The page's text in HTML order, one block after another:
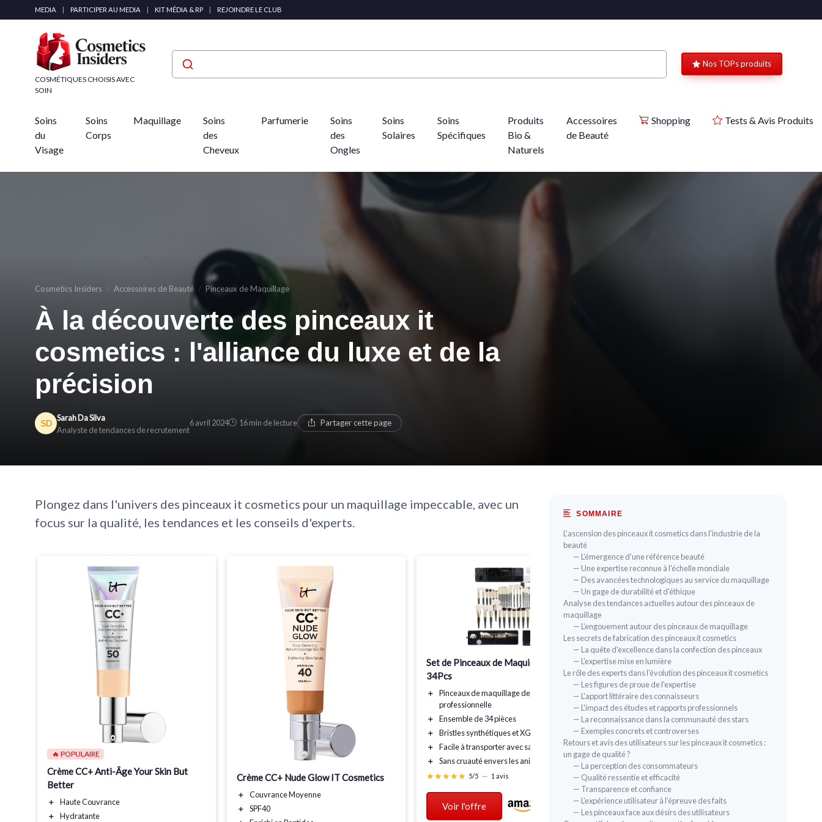
MEDIA | PARTICIPER AU MEDIA | KIT MÉDIA & RP | REJOINDRE LE CLUB
COSMÉTIQUES CHOISIS AVEC
SOIN
Nos TOPs produits
Soins
du
Visage
Soins
Corps
Maquillage
Soins
des
Cheveux
Parfumerie
Soins
des
Ongles
Soins
Solaires
Soins
Spécifiques
Produits
Bio &
Naturels
Accessoires
de Beauté
Shopping Tests & Avis Produits
Cosmetics Insiders Accessoires de Beauté Pinceaux de Maquillage
À la découverte des pinceaux it
cosmetics : l'alliance du luxe et de la
précision
Sarah Da Silva
Analyste de tendances de recrutement
6 avril 2024 16 min de lecture Partager cette page
Plongez dans l'univers des pinceaux it cosmetics pour un maquillage impeccable, avec un
focus sur la qualité, les tendances et les conseils d'experts.
🔥 POPULAIRE
Crème CC+ Anti-Âge Your Skin But
Better
＋
Haute Couvrance
＋
Hydratante
Crème CC+ Nude Glow IT Cosmetics
＋
Couvrance Moyenne
＋
SPF40
Set de Pinceaux de Maquillage de Luxe
34Pcs
＋ Pinceaux de maquillage de
professionnelle
＋
Ensemble de34 pièces
＋
BristlessynthétiquesetXGF
＋
Facile à transporter avecsac de voyage
＋
Sans cruautéenvers les animaux
★★★★★
★★★★★ 5/5 — 1 avis
Voir l'offre
Lot De 9 Pinceaux Pour Fard À
Paupières
＋ 9 pinceaux inclus
＋
Qualité de luxe
＋
Imperméable
＋ Ensemble completpour le maquillage des
yeux
★★★★★
★★★★★
Voir l'offre
SOMMAIRE
L'ascension des pinceaux it cosmetics dans l'industrie de la
beauté
— L'émergence d'une référence beauté
— Une expertise reconnue à l'échelle mondiale
— Des avancées technologiques au service du maquillage
— Un gage de durabilité et d'éthique
Analyse des tendances actuelles autour des pinceaux de
maquillage
— L'engouement autour des pinceaux de maquillage
Les secrets de fabrication des pinceaux it cosmetics
— La quête d'excellence dans la confection des pinceaux
— L'expertise mise en lumière
Le rôle des experts dans l'évolution des pinceaux it cosmetics
— Les figures de proue de l'expertise
— L'apport littéraire des connaisseurs
— L'impact des études et rapports professionnels
— La reconnaissance dans la communauté des stars
— Exemples concrets et controverses
Retours et avis des utilisateurs sur les pinceaux it cosmetics :
un gage de qualité ?
— La perception des consommateurs
— Qualité ressentie et efficacité
— Transparence et confiance
— L'expérience utilisateur à l'épreuve des faits
— Les pinceaux face aux désirs des utilisateurs
Panneau de gestion des cookies